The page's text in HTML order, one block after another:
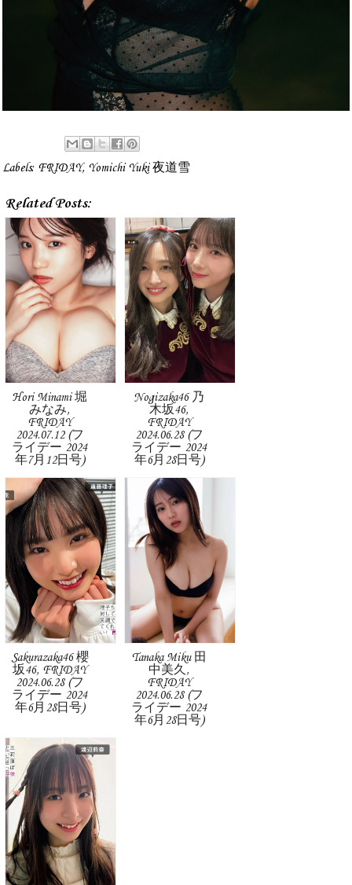
Labels: FRIDAY, Yomichi Yuki 夜道雪
Related Posts:
Hori Minami 堀
みなみ,
FRIDAY
2024.07.12 (フ
ライデー 2024
年7月12日号)
Nogizaka46 乃
木坂46,
FRIDAY
2024.06.28 (フ
ライデー 2024
年6月28日号)
Sakurazaka46 櫻
坂46, FRIDAY
2024.06.28 (フ
ライデー 2024
年6月28日号)
Tanaka Miku 田
中美久,
FRIDAY
2024.06.28 (フ
ライデー 2024
年6月28日号)